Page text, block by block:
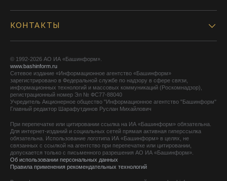
КОНТАКТЫ
© 1992-2026 АО ИА «Башинформ».
www.bashinform.ru
Сетевое издание «Информационное агентство «Башинформ»
зарегистрировано в Федеральной службе по надзору в сфере связи,
информационных технологий и массовых коммуникаций (Роскомнадзор),
регистрационный номер Эл № ФС77-88040
Учредитель Акционерное общество "Информационное агентство "Башинформ"
Главный редактор Шарафутдинов Руслан Михайлович
При перепечатке или цитировании ссылка на ИА «Башинформ» обязательна.
Для интернет-изданий и социальных сетей прямая активная гиперссылка
обязательна. Использование логотипа ИА «Башинформ» в целях, не
связанных с ссылкой на агентство при перепечатке или цитировании,
допускается только с письменного разрешения АО ИА «Башинформ».
Об использовании персональных данных
Правила применения рекомендательных технологий